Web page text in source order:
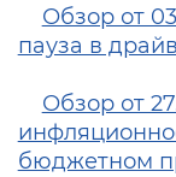
Обзор от
пауза в
Обзор от
бюджетном